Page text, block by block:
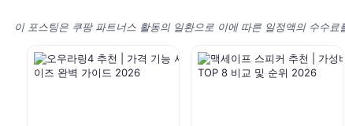
이 포스팅은 쿠팡 파트너스 활동의 일환으로 이에 따른 일정액의 수수료